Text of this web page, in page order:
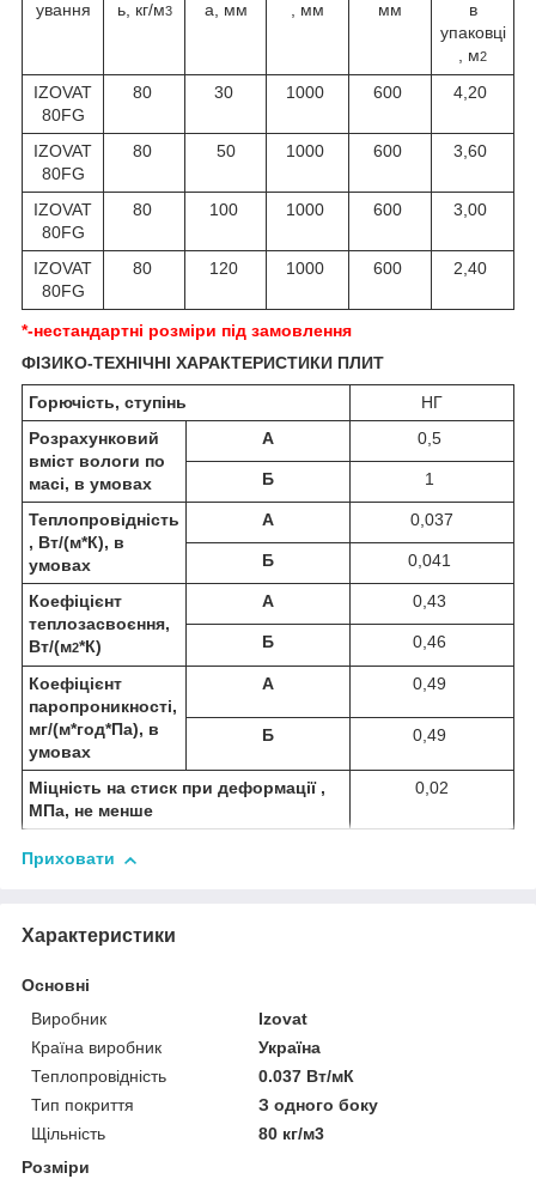
ування ь, кг/м3 а, мм , мм мм
в
упаковці
, м2
IZOVAT
80FG
80 30 1000 600 4,20
IZOVAT
80FG
80 50 1000 600 3,60
IZOVAT
80FG
80 100 1000 600 3,00
IZOVAT
80FG
80 120 1000 600 2,40
*-нестандартні розміри під замовлення
ФІЗИКО-ТЕХНІЧНІ ХАРАКТЕРИСТИКИ ПЛИТ
Горючість, ступінь
НГ
Розрахунковий
вміст вологи по
масі, в умовах
А 0,5
Б 1
Теплопровідність
, Вт/(м*К), в
умовах
А 0,037
Б 0,041
Коефіцієнт
теплозасвоєння,
Вт/(м2*К)
А 0,43
Б 0,46
Коефіцієнт
паропроникності,
мг/(м*год*Па), в
умовах
А 0,49
Б 0,49
Міцність на стиск при деформації ,
МПа, не менше
0,02
Приховати
Характеристики
Основні
Виробник
Izovat
Країна виробник
Україна
Теплопровідність
0.037 Вт/мК
Тип покриття
З одного боку
Щільність
80 кг/м3
Розміри